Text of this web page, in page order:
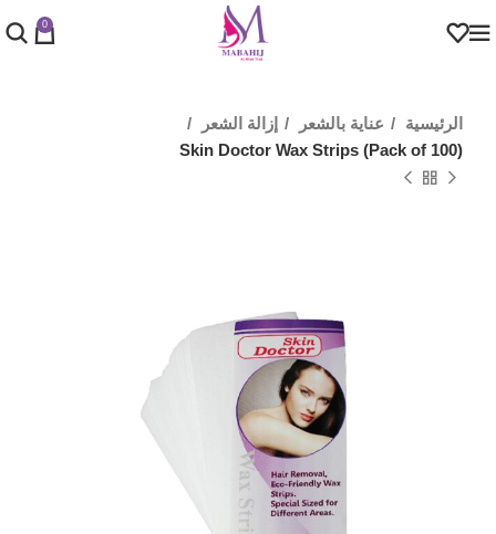
0
الرئيسية عناية بالشعر
إزالة الشعر
Skin Doctor Wax Strips (Pack of 100)